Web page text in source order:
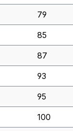
79
85
87
93
95
100